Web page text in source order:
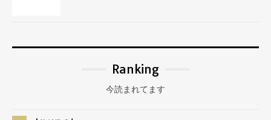
Ranking
今読まれてます